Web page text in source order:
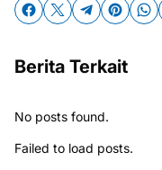
Berita Terkait
No posts found.
Failed to load posts.